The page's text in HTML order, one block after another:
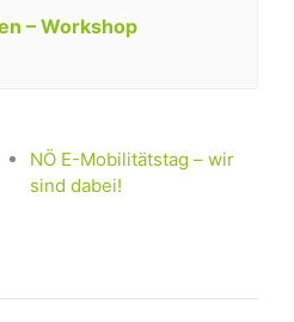
– Workshop
NÖ E-Mobilitätstag – wir
sind dabei!